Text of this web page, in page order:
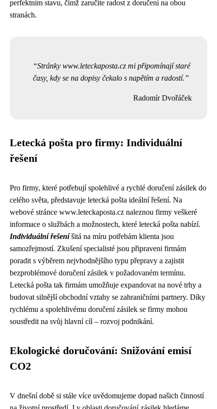
perfektním stavu, čímž zaručíte radost z doručení na obou
stranách.
Stránky www.leteckaposta.cz mi připomínají staré
časy, kdy se na dopisy čekalo s napětím a radostí.
Radomír Dvořáček
Letecká pošta pro firmy: Individuální
řešení
Pro firmy, které potřebují spolehlivé a rychlé doručení zásilek do
celého světa, představuje letecká pošta ideální řešení. Na
webové stránce www.leteckaposta.cz naleznou firmy veškeré
informace o službách a možnostech, které letecká pošta nabízí.
Individuální řešeníšitá na míru potřebám klienta jsou
samozřejmostí. Zkušení specialisté jsou připraveni firmám
poradit s výběrem nejvhodnějšího typu přepravy a zajistit
bezproblémové doručení zásilek v požadovaném termínu.
Letecká pošta tak firmám umožňuje expandovat na nové trhy a
budovat silnější obchodní vztahy se zahraničními partnery. Díky
rychlému a spolehlivému doručení zásilek se firmy mohou
soustředit na svůj hlavní cíl – rozvoj podnikání.
Ekologické doručování: Snižování emisí
CO2
V dnešní době si stále více uvědomujeme dopad našich činností